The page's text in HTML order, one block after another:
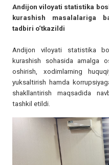
Andijon viloyati statistika
kurashish masalalariga
tadbiri o‘tkazildi
Andijon viloyati statistika
kurashish sohasida amalga
oshirish, xodimlarning
yuksaltirish hamda
shakllantirish maqsadida
tashkil etildi.